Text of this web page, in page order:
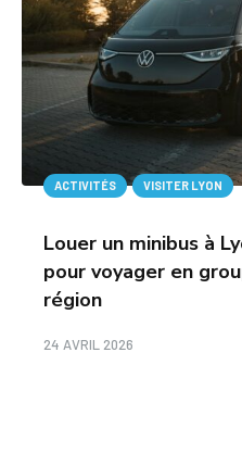
ACTIVITÉS VISITER LYON
Louer un minibus à
pour voyager en
région
24 AVRIL 2026